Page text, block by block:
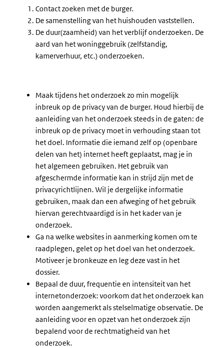
Contact zoeken met de burger.
De samenstelling van het huishouden vaststellen.
De duur(zaamheid) van het verblijf onderzoeken. De
aard van het woninggebruik (zelfstandig,
kamerverhuur, etc.) onderzoeken.
Maak tijdens het onderzoek zo min mogelijk
inbreuk op de privacy van de burger. Houd hierbij de
aanleiding van het onderzoek steeds in de gaten: de
inbreuk op de privacy moet in verhouding staan tot
het doel. Informatie die iemand zelf op (openbare
delen van het) internet heeft geplaatst, mag je in
het algemeen gebruiken. Het gebruik van
afgeschermde informatie kan in strijd zijn met de
privacyrichtlijnen. Wil je dergelijke informatie
gebruiken, maak dan een afweging of het gebruik
hiervan gerechtvaardigd is in het kader van je
onderzoek.
Ga na welke websites in aanmerking komen om te
raadplegen, gelet op het doel van het onderzoek.
Motiveer je bronkeuze en leg deze vast in het
dossier.
Bepaal de duur, frequentie en intensiteit van het
internetonderzoek: voorkom dat het onderzoek kan
worden aangemerkt als stelselmatige observatie. De
aanleiding voor en opzet van het onderzoek zijn
bepalend voor de rechtmatigheid van het
onderzoek.